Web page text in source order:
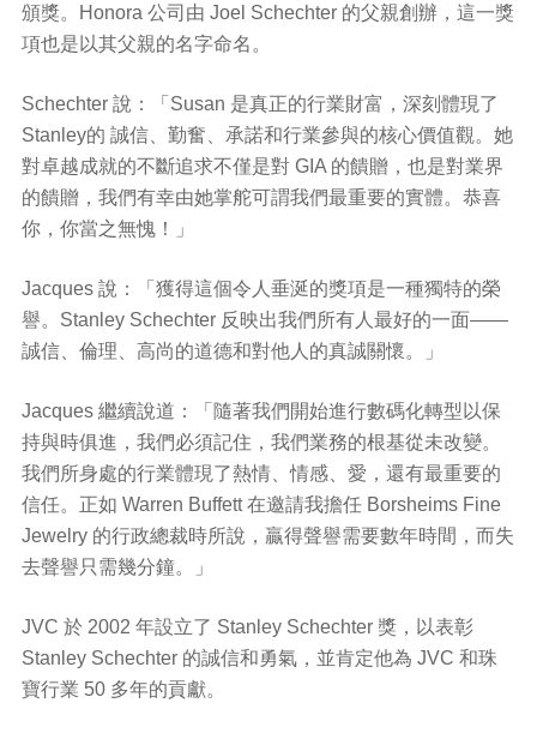
頒獎。Honora 公司由 Joel Schechter 的父親創辦，這一獎
項也是以其父親的名字命名。
Schechter 說：「Susan 是真正的行業財富，深刻體現了
Stanley的 誠信、勤奮、承諾和行業參與的核心價值觀。她
對卓越成就的不斷追求不僅是對 GIA 的饋贈，也是對業界
的饋贈，我們有幸由她掌舵可謂我們最重要的實體。恭喜
你，你當之無愧！」
Jacques 說：「獲得這個令人垂涎的獎項是一種獨特的榮
譽。Stanley Schechter 反映出我們所有人最好的一面——
誠信、倫理、高尚的道德和對他人的真誠關懷。」
Jacques 繼續說道：「隨著我們開始進行數碼化轉型以保
持與時俱進，我們必須記住，我們業務的根基從未改變。
我們所身處的行業體現了熱情、情感、愛，還有最重要的
信任。正如 Warren Buffett 在邀請我擔任 Borsheims Fine
Jewelry 的行政總裁時所說，贏得聲譽需要數年時間，而失
去聲譽只需幾分鐘。」
JVC 於 2002 年設立了 Stanley Schechter 獎，以表彰
Stanley Schechter 的誠信和勇氣，並肯定他為 JVC 和珠
寶行業 50 多年的貢獻。